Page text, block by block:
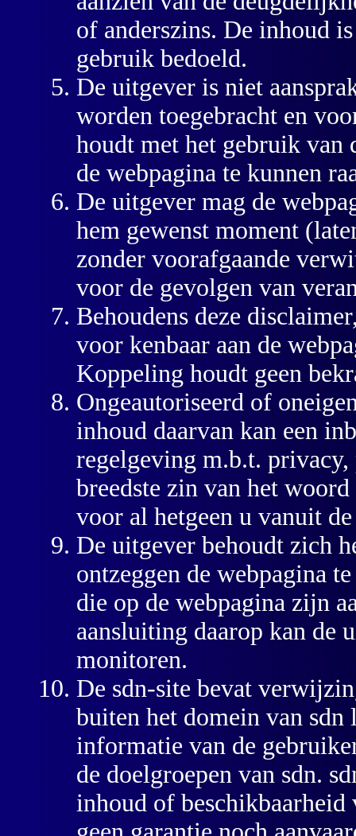
of anderszins. De inhoud
gebruik bedoeld.
De uitgever is niet
worden toegebracht en
houdt met het gebruik van
de webpagina te kunnen
De uitgever mag de
hem gewenst moment
zonder voorafgaande
voor de gevolgen van
Behoudens deze
voor kenbaar aan de
Koppeling houdt geen
Ongeautoriseerd of
inhoud daarvan kan een
regelgeving m.b.t.
breedste zin van het
voor al hetgeen u vanuit
De uitgever behoudt zich
ontzeggen de webpagina
die op de webpagina zijn
aansluiting daarop kan de
monitoren.
De sdn-site bevat
buiten het domein van
informatie van de
de doelgroepen van sdn.
inhoud of beschikbaarheid